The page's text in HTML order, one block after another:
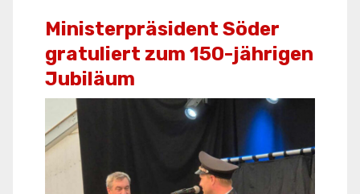
Ministerpräsident Söder
gratuliert zum 150-jährigen
Jubiläum